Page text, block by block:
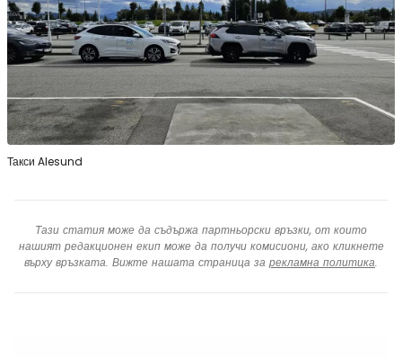
Такси Alesund
Тази статия може да съдържа партньорски връзки, от които
нашият редакционен екип може да получи комисиони, ако кликнете
върху връзката. Вижте нашата страница за рекламна политика.